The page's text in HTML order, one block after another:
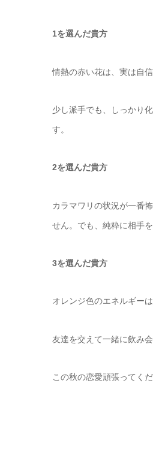
1を選んだ貴方
情熱の赤い花は、実は自
少し派手でも、しっかり
す。
2を選んだ貴方
カラマワリの状況が一番
せん。でも、純粋に相手
3を選んだ貴方
オレンジ色のエネルギー
友達を交えて一緒に飲み
この秋の恋愛頑張ってくだ